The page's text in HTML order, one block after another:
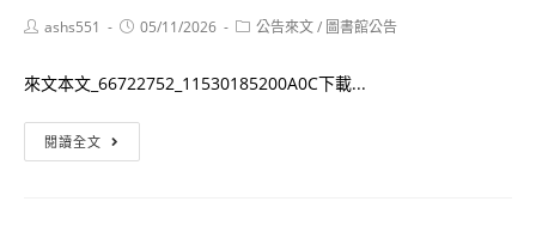
Postashs551
Post05/11/2026
Post公告來文/ 圖書館公告
來文本文_66722752_11530185200A0C下載...
閱讀全文
告